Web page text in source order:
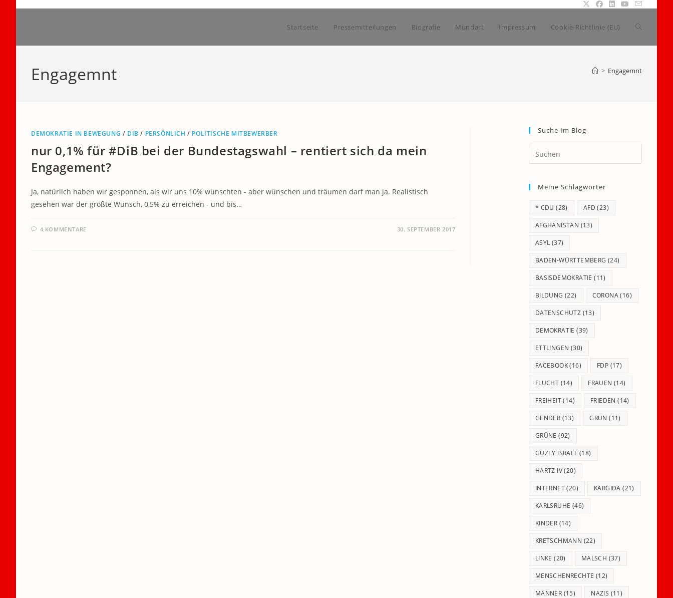
Startseite Pressemitteilungen Biografie Mundart Impressum Cookie-Richtlinie (EU) Website-
Engagemnt > Engagemnt
DEMOKRATIE IN BEWEGUNG / DIB / PERSÖNLICH / POLITISCHE MITBEWERBER
nur 0,1% für #DiB bei der Bundestagswahl – rentiert sich da mein
Engagement?
Ja, natürlich haben wir gesponnen, als wir uns 10% wünschten - aber wünschen und träumen darf man ja. Realistisch
gesehen war der größte Wunsch, 0,5% zu erreichen - und bis…
4 KOMMENTARE 30. SEPTEMBER 2017
Suche Im Blog
Escape
Meine Schlagwörter
* CDU (28) AFD (23)
AFGHANISTAN (13)
ASYL (37)
BADEN-WÜRTTEMBERG (24)
BASISDEMOKRATIE (11)
BILDUNG (22) CORONA(16)
DATENSCHUTZ (13)
DEMOKRATIE (39)
ETTLINGEN (30)
FACEBOOK(16) FDP (17)
FLUCHT (14) FRAUEN (14)
FREIHEIT(14) FRIEDEN (14)
GENDER (13) GRÜN (11)
GRÜNE (92)
GÜZEY ISRAEL (18)
HARTZ IV(20)
INTERNET(20) KARGIDA (21)
KARLSRUHE (46)
KINDER (14)
KRETSCHMANN (22)
LINKE (20) MALSCH (37)
MENSCHENRECHTE (12)
MÄNNER (15) NAZIS (11)